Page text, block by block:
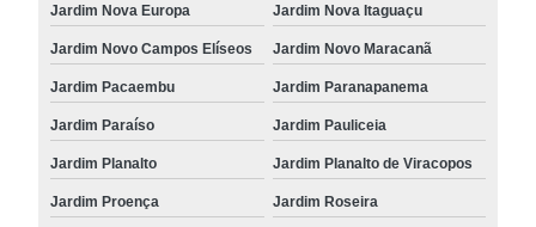
Jardim Nova Europa Jardim Nova Itaguaçu
Jardim Novo Campos Elíseos Jardim Novo Maracanã
Jardim Pacaembu Jardim Paranapanema
Jardim Paraíso Jardim Pauliceia
Jardim Planalto Jardim Planalto de Viracopos
Jardim Proença Jardim Roseira